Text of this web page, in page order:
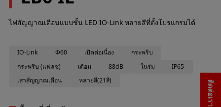
ไฟสัญญาณเตือนแบบชั้น LED IO-Link หลายสีที่ตั้งโปรแกรมได้
IO-Link Φ60 เปิดต่อเนื่อง
กระพริบ
กระพริบ (แฟลช)
เตือน 88dB ในร่ม
IP65
เสาสัญญาณเตือน
หลายสี(21สี)